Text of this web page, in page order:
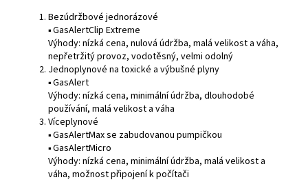
Bezúdržbové jednorázové
▪ GasAlertClip Extreme
Výhody: nízká cena, nulová údržba, malá velikost a váha,
nepřetržitý provoz, vodotěsný, velmi odolný
Jednoplynové na toxické a výbušné plyny
▪ GasAlert
Výhody: nízká cena, minimální údržba, dlouhodobé
používání, malá velikost a váha
Víceplynové
▪ GasAlertMax se zabudovanou pumpičkou
▪ GasAlertMicro
Výhody: nízká cena, minimální údržba, malá velikost a
váha, možnost připojení k počítači